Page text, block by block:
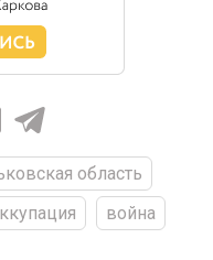
область
война